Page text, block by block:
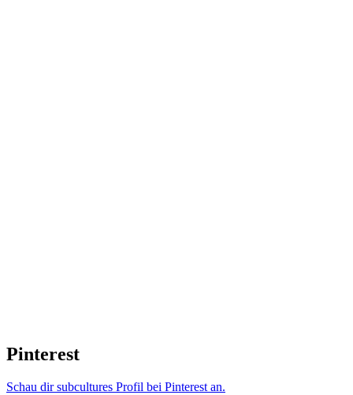
Pinterest
Schau dir subcultures Profil bei Pinterest an.